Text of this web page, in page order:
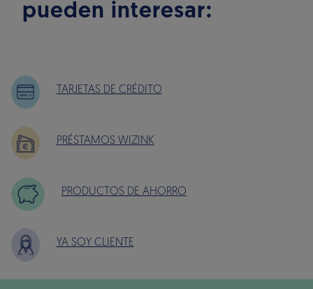
pueden interesar:
TARJETAS DE CRÉDITO
PRÉSTAMOS WIZINK
PRODUCTOS DE AHORRO
YA SOY CLIENTE